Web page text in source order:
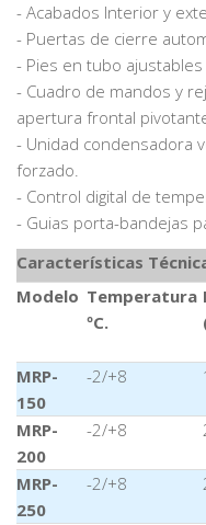
- Acabados Interior y
- Puertas de cierre
- Pies en tubo
- Cuadro de mandos y
apertura frontal
- Unidad condensadora
forzado.
- Control digital de
- Guias porta-bandejas
Características
Modelo Temperatura
ºC.
MRP-
150
-2/+8
MRP-
200
-2/+8
MRP-
250
-2/+8